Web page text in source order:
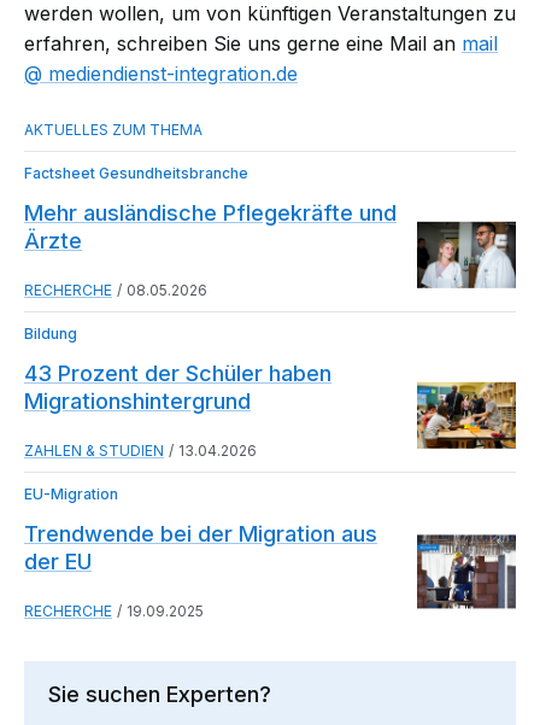
werden wollen, um von künftigen Veranstaltungen zu
erfahren, schreiben Sie uns gerne eine Mail an mail​
mediendienst-integration.de
Factsheet Gesundheitsbranche
Mehr ausländische Pflegekräfte und
Ärzte
RECHERCHE 08.05.2026
Bildung
43 Prozent der Schüler haben
Migrationshintergrund
ZAHLEN & STUDIEN 13.04.2026
EU-Migration
Trendwende bei der Migration aus
der EU
RECHERCHE 19.09.2025
Sie suchen Experten?